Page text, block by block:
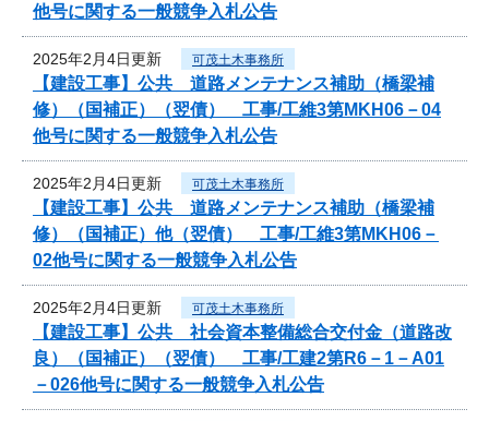
他号に関する一般競争入札公告
2025年2月4日更新 可茂土木事務所
【建設工事】公共 道路メンテナンス補助（橋梁補
修）（国補正）（翌債） 工事/工維3第MKH06－04
他号に関する一般競争入札公告
2025年2月4日更新 可茂土木事務所
【建設工事】公共 道路メンテナンス補助（橋梁補
修）（国補正）他（翌債） 工事/工維3第MKH06－
02他号に関する一般競争入札公告
2025年2月4日更新 可茂土木事務所
【建設工事】公共 社会資本整備総合交付金（道路改
良）（国補正）（翌債） 工事/工建2第R6－1－A01
－026他号に関する一般競争入札公告